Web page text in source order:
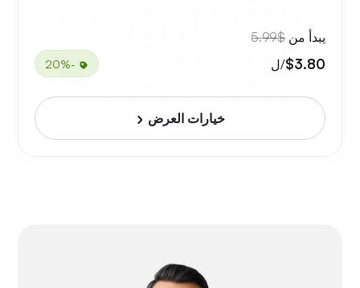
يبدأ من $5.99
$3.80/ل -20%
خيارات العرض